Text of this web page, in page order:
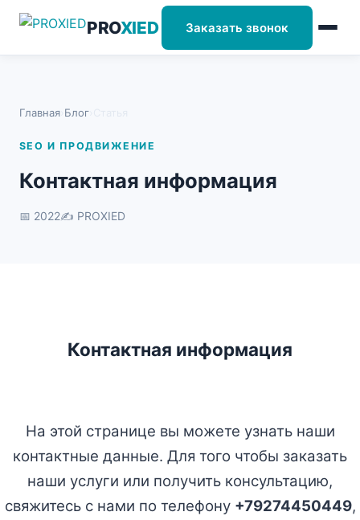
PROXIED Заказать звонок
Главная Блог
SEO И ПРОДВИЖЕНИЕ
Контактная информация
📅 2022✍️ PROXIED
Контактная информация
На этой странице вы можете узнать наши
контактные данные. Для того чтобы заказать
наши услуги или получить консультацию,
свяжитесь с нами по телефону +79274450449,